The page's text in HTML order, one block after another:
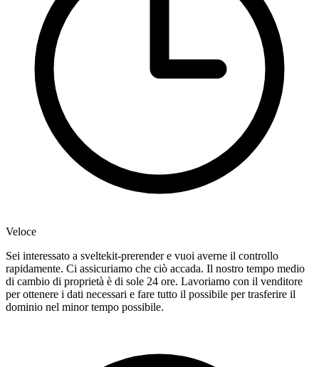
Veloce
Sei interessato a sveltekit-prerender e vuoi averne il controllo
rapidamente. Ci assicuriamo che ciò accada. Il nostro tempo medio
di cambio di proprietà è di sole 24 ore. Lavoriamo con il venditore
per ottenere i dati necessari e fare tutto il possibile per trasferire il
dominio nel minor tempo possibile.